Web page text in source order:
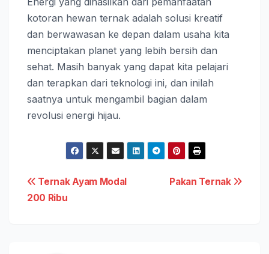
kotoran hewan ternak adalah solusi kreatif
dan berwawasan ke depan dalam usaha kita
menciptakan planet yang lebih bersih dan
sehat. Masih banyak yang dapat kita pelajari
dan terapkan dari teknologi ini, dan inilah
saatnya untuk mengambil bagian dalam
revolusi energi hijau.
Post
navigation
Pakan Ternak
Ternak Ayam Modal
200 Ribu